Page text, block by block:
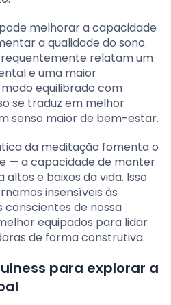
melhorar a capacidade
a qualidade do sono.
relatam um
e uma maior
equilibrado com
se traduz em melhor
senso maior de bem-estar.
da meditação fomenta o
— a capacidade de manter
e baixos da vida. Isso
insensíveis às
conscientes de nossa
equipados para lidar
de forma construtiva.
para explorar a